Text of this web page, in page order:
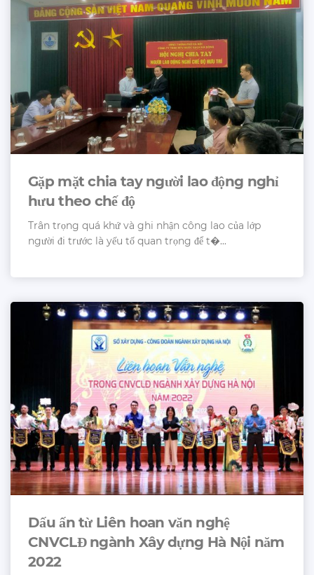
Gặp mặt chia tay người lao động nghỉ
hưu theo chế độ
Trân trọng quá khứ và ghi nhận công lao của lớp
người đi trước là yếu tố quan trọng để t�...
Dấu ấn từ Liên hoan văn nghệ
CNVCLĐ ngành Xây dựng Hà Nội năm
2022